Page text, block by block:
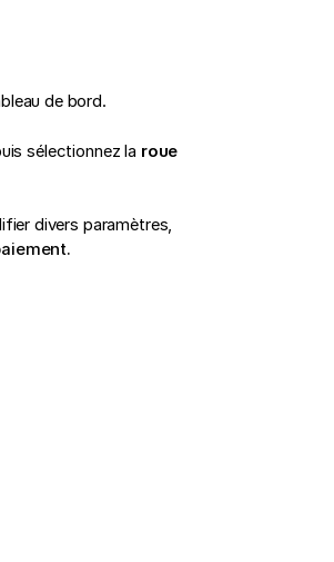
de bord.
sélectionnez la roue
divers paramètres,